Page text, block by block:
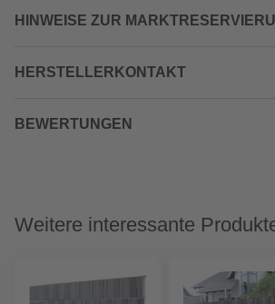
HINWEISE ZUR
HERSTELLERKONTAKT
BEWERTUNGEN
Weitere interessante